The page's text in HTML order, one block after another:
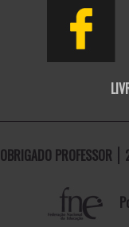
OBRIGADO PROFESSOR